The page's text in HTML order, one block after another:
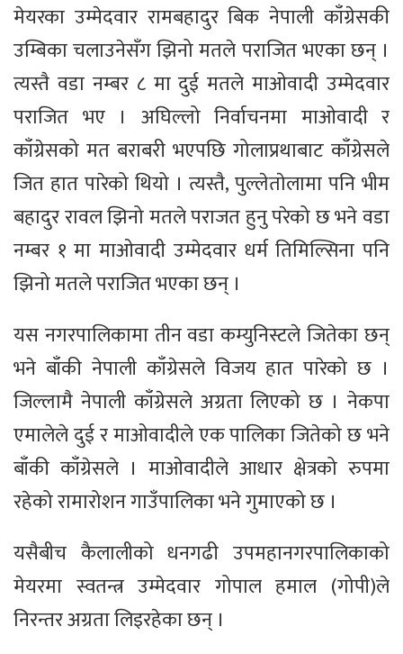
मेयरका उम्मेदवार रामबहादुर बिक नेपाली काँग्रेसकी
उम्बिका चलाउनेसँग झिनो मतले पराजित भएका छन् ।
त्यस्तै वडा नम्बर ८ मा दुई मतले माओवादी उम्मेदवार
पराजित भए । अघिल्लो निर्वाचनमा माओवादी र
काँग्रेसको मत बराबरी भएपछि गोलाप्रथाबाट काँग्रेसले
जित हात पारेको थियो । त्यस्तै, पुल्लेताेलामा पनि भीम
बहादुर रावल झिनो मतले पराजत हुनु परेको छ भने वडा
नम्बर १ मा माओवादी उम्मेदवार धर्म तिमिल्सिना पनि
झिनो मतले पराजित भएका छन् ।
यस नगरपालिकामा तीन वडा कम्युनिस्टले जितेका छन्
भने बाँकी नेपाली काँग्रेसले विजय हात पारेको छ ।
जिल्लामै नेपाली काँग्रेसले अग्रता लिएको छ । नेकपा
एमालेले दुई र माओवादीले एक पालिका जितेको छ भने
बाँकी काँग्रेसले । माओवादीले आधार क्षेत्रको रुपमा
रहेको रामारोशन गाउँपालिका भने गुमाएको छ ।
यसैबीच कैलालीको धनगढी उपमहानगरपालिकाको
मेयरमा स्वतन्त्र उम्मेदवार गोपाल हमाल (गोपी)ले
निरन्तर अग्रता लिइरहेका छन् ।